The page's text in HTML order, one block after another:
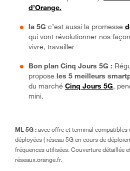
d’Orange.
la 5G c’est aussi la promesse
qui vont révolutionner nos
vivre, travailler
Bon plan Cinq Jours 5G :
propose les 5 meilleurs
du marché Cinq Jours 5G,
mini.
ML 5G : avec offre et terminal
déployées ( réseau 5G en cours de
fréquences utilisées. Couverture détaillée
réseaux.orange.fr.